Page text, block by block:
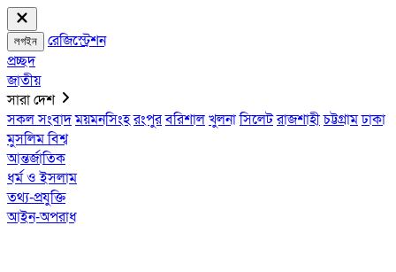
লগইন
রেজিস্ট্রেশন
প্রচ্ছদ
জাতীয়
সারা দেশ
সকল সংবাদময়মনসিংহরংপুরবরিশালখুলনাসিলেটরাজশাহীচট্টগ্রামঢাকা
মুসলিম বিশ্ব
আন্তর্জাতিক
ধর্ম ও ইসলাম
তথ্য-প্রযুক্তি
আইন-অপরাধ